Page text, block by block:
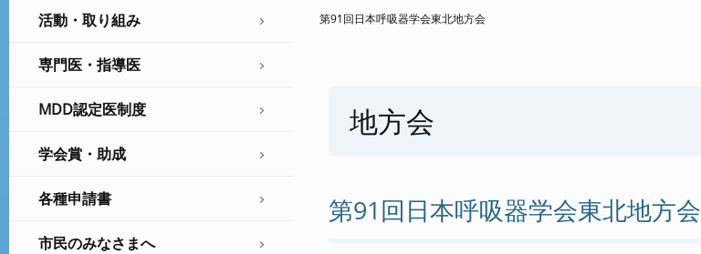
活動・取り組み
専門医・指導医
MDD認定医制度
学会賞・助成
各種申請書
市民のみなさまへ
第91回日本呼吸器学会東北地方会
地方会
第91回日本呼吸器学会東北地方会